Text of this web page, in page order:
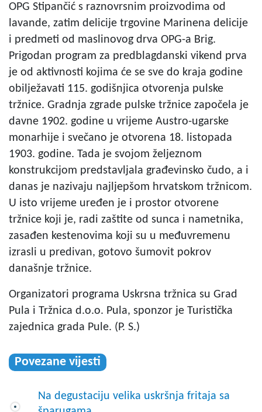
OPG Stipančić s raznovrsnim proizvodima od
lavande, zatim delicije trgovine Marinena delicije
i predmeti od maslinovog drva OPG-a Brig.
Prigodan program za predblagdanski vikend prva
je od aktivnosti kojima će se sve do kraja godine
obilježavati 115. godišnjica otvorenja pulske
tržnice. Gradnja zgrade pulske tržnice započela je
davne 1902. godine u vrijeme Austro-ugarske
monarhije i svečano je otvorena 18. listopada
1903. godine. Tada je svojom željeznom
konstrukcijom predstavljala građevinsko čudo, a i
danas je nazivaju najljepšom hrvatskom tržnicom.
U isto vrijeme uređen je i prostor otvorene
tržnice koji je, radi zaštite od sunca i nametnika,
zasađen kestenovima koji su u međuvremenu
izrasli u predivan, gotovo šumovit pokrov
današnje tržnice.
Organizatori programa Uskrsna tržnica su Grad
Pula i Tržnica d.o.o. Pula, sponzor je Turistička
zajednica grada Pule. (P. S.)
Povezane vijesti
Na degustaciju velika uskršnja fritaja sa